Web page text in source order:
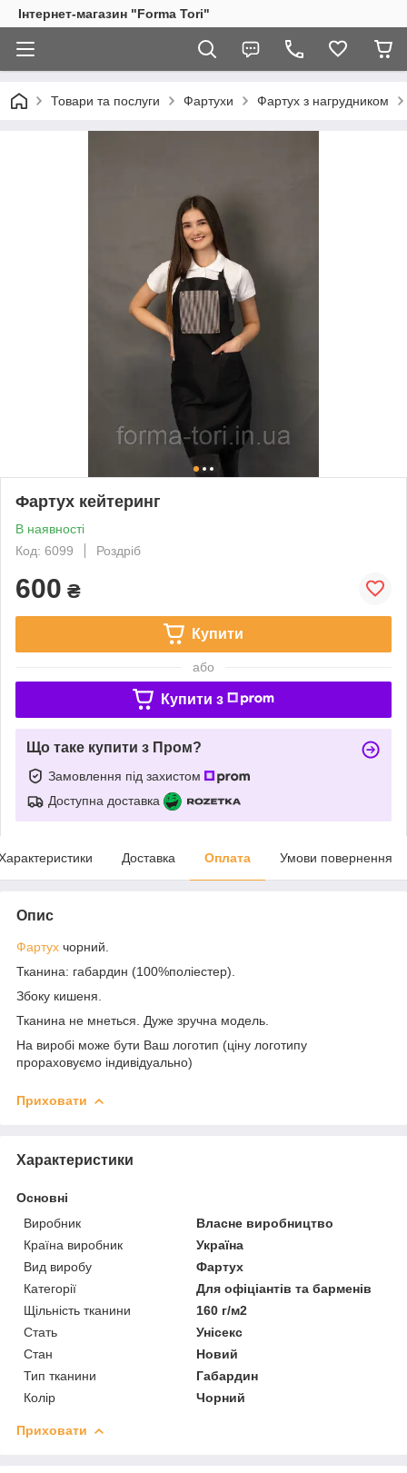
Інтернет-магазин "Forma Tori"
Товари та послуги Фартухи Фартух з нагрудником
Фартух кейтеринг
В наявності
Код: 6099
Роздріб
600 ₴
Купити
або
Купити з
Що таке купити з Пром?
Замовлення під захистом
Доступна доставка
Доставка Оплата Умови повернення
Опис
Фартух чорний.
Тканина: габардин (100%поліестер).
Збоку кишеня.
Тканина не мнеться. Дуже зручна модель.
На виробі може бути Ваш логотип (ціну логотипу
прораховуємо індивідуально)
Приховати
Характеристики
Основні
Виробник
Власне виробництво
Країна виробник
Україна
Вид виробу
Фартух
Категорії
Для офіціантів та барменів
Щільність тканини
160 г/м2
Стать
Унісекс
Стан
Новий
Тип тканини
Габардин
Колір
Чорний
Приховати